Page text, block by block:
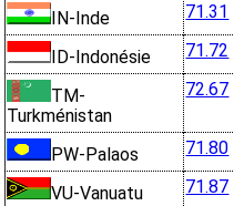
IN-Inde 71.31
ID-Indonésie 71.72
TM-
Turkménistan
72.67
PW-Palaos 71.80
VU-Vanuatu 71.87